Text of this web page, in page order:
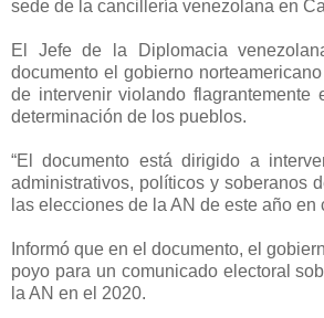
l
U
V
N
F
l
H
G
a
u
sede de la cancillería venezolana en
El Jefe de la Diplomacia
documento el gobierno
de intervenir violando flagrantemente
determinación de los pueblos.
“El documento está dirigido a
administrativos, políticos y soberanos
las elecciones de la AN de este año en
Informó que en el documento, el
poyo para un comunicado electoral
la AN en el 2020.